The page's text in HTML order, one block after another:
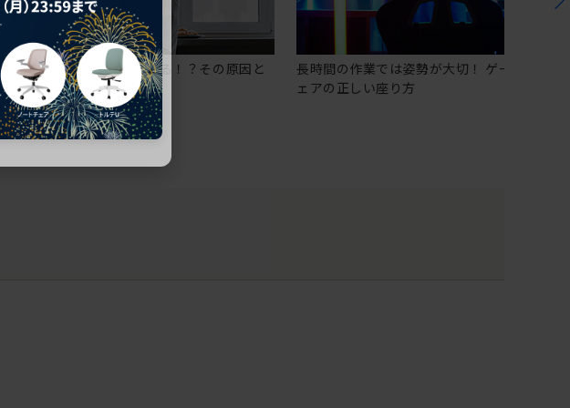
椅子に座っているのに疲れる！？その原因と
疲れにくいチェアの選び方
長時間の作業では姿勢が大切！ ゲーミングチ
ェアの正しい座り方